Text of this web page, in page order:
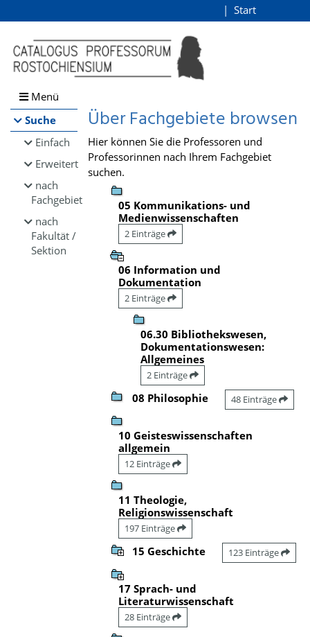
Browsen
direkt zum Inhalt
Start
Menü
Suche
Einfach
Erweitert
nach
Fachgebiet
nach
Fakultät /
Sektion
Über Fachgebiete browsen
Hier können Sie die Professoren und
Professorinnen nach Ihrem Fachgebiet
suchen.
05 Kommunikations- und
Medienwissenschaften
2 Einträge
06 Information und
Dokumentation
2 Einträge
06.30 Bibliothekswesen,
Dokumentationswesen:
Allgemeines
2 Einträge
08 Philosophie 48 Einträge
10 Geisteswissenschaften
allgemein
12 Einträge
11 Theologie,
Religionswissenschaft
197 Einträge
15 Geschichte 123 Einträge
17 Sprach- und
Literaturwissenschaft
28 Einträge